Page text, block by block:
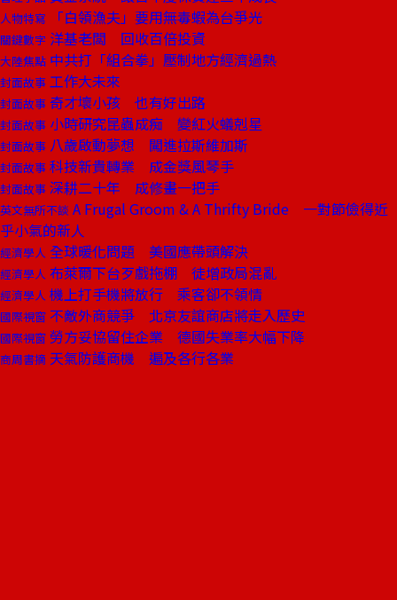
人物特寫 「白領漁夫」要用無毒蝦為台爭光
關鍵數字 洋基老闆 回收百倍投資
大陸焦點 中共打「組合拳」壓制地方經濟過熱
封面故事 工作大未來
封面故事 奇才壞小孩 也有好出路
封面故事 小時研究昆蟲成痴 變紅火蟻剋星
封面故事 八歲啟動夢想 闖進拉斯維加斯
封面故事 科技新貴轉業 成金獎風琴手
封面故事 深耕二十年 成修畫一把手
英文無所不談 A Frugal Groom & A Thrifty Bride 一對節儉得近
乎小氣的新人
經濟學人 全球暖化問題 美國應帶頭解決
經濟學人 布萊爾下台歹戲拖棚 徒增政局混亂
經濟學人 機上打手機將放行 乘客卻不領情
國際視窗 不敵外商競爭 北京友誼商店將走入歷史
國際視窗 勞方妥協留住企業 德國失業率大幅下降
商周書摘 天氣防護商機 遍及各行各業